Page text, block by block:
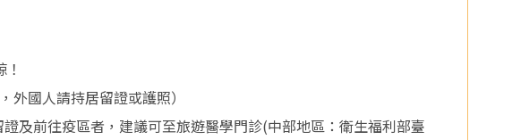
國人請持居留證或護照）
及前往疫區者，建議可至旅遊醫學門診(中部地區：衛生福利部臺